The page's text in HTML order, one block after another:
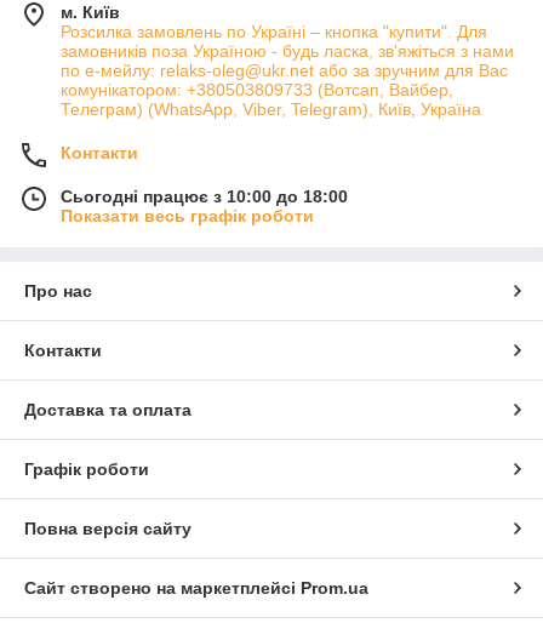
м. Київ
Розсилка замовлень по Україні – кнопка "купити". Для
замовників поза Україною - будь ласка, зв'яжіться з нами
по е-мейлу: relaks-oleg@ukr.net або за зручним для Вас
комунікатором: +380503809733 (Вотсап, Вайбер,
Телеграм) (WhatsApp, Viber, Telegram), Київ, Україна
Контакти
Сьогодні працює з 10:00 до 18:00
Показати весь графік роботи
Про нас
Контакти
Доставка та оплата
Графік роботи
Повна версія сайту
Сайт створено на маркетплейсі Prom.ua